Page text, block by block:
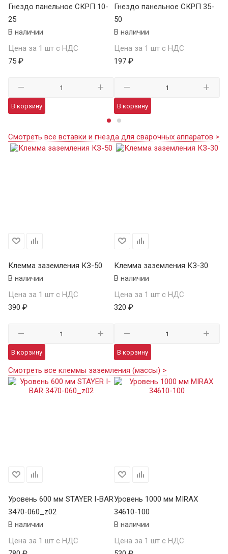
Гнездо панельное СКРП 10-
25
В наличии
Цена за 1 шт с НДС
75 ₽
В корзину
Гнездо панельное СКРП 35-
50
В наличии
Цена за 1 шт с НДС
197 ₽
В корзину
Смотреть все вставки и гнезда для сварочных аппаратов >
Клемма заземления КЗ-50
В наличии
Цена за 1 шт с НДС
390 ₽
В корзину
Клемма заземления КЗ-30
В наличии
Цена за 1 шт с НДС
320 ₽
В корзину
Смотреть все клеммы заземления (массы) >
Уровень 600 мм STAYER I-BAR
3470-060_z02
В наличии
Цена за 1 шт с НДС
Уровень 1000 мм MIRAX
34610-100
В наличии
Цена за 1 шт с НДС